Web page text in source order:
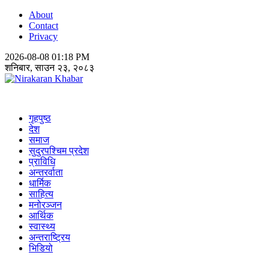
About
Contact
Privacy
2026-08-08 01:18 PM
शनिबार, साउन २३, २०८३
गृहपुष्ठ
देश
समाज
सुदुरपश्चिम प्रदेश
प्राविधि
अन्तरर्वाता
धार्मिक
साहित्य
मनोरञ्जन
आर्थिक
स्वास्थ्य
अन्तराष्ट्रिय
भिडियो